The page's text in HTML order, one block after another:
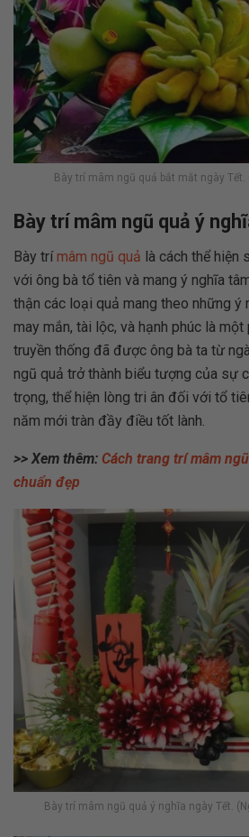
Bày trí mâm ngũ quả bắt mắt ngày Tết.
Bày trí mâm ngũ quả ý
Bày trímâm ngũ quả là cách thể
với ông bà tổ tiên và mang ý nghĩa
thận các loại quả mang theo những ý
may mắn, tài lộc, và hạnh phúc là
truyền thống đã được ông bà ta từ
ngũ quả trở thành biểu tượng của sự
trọng, thể hiện lòng tri ân đối với tổ
năm mới tràn đầy điều tốt lành.
>> Xem thêm: Cách trang trí mâm
chuẩn đẹp
Bày trí mâm ngũ quả ý nghĩa ngày Tết.